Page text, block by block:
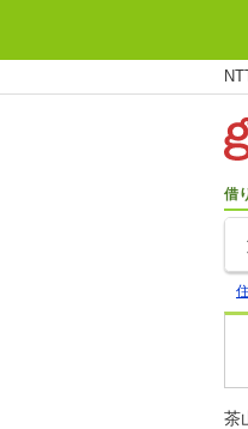
借
茶